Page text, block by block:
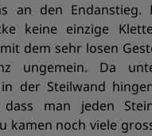
an den
keine einzige
dem sehr losen
ungemein. Da
der Steilwand
man jeden
kamen noch viele